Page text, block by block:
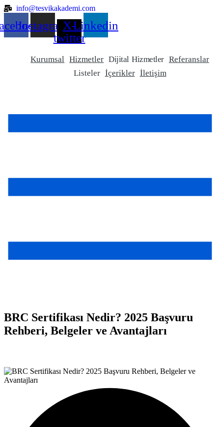
Skip
content
info@tesvikakademi.com
InstagramX-
twitter
Linkedin
Kurumsal Hizmetler Dijital Hizmetler Referanslar
Listeler İçerikler İletişim
BRC Sertifikası Nedir? 2025 Başvuru
Rehberi, Belgeler ve Avantajları